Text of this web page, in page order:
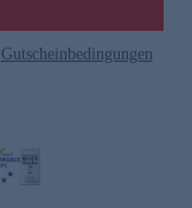
Gutscheinbedingungen